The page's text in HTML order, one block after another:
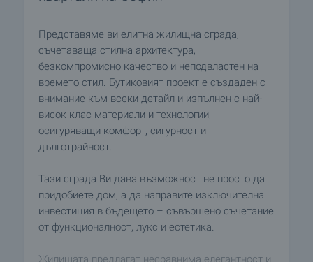
Представяме ви елитна жилищна сграда,
съчетаваща стилна архитектура,
безкомпромисно качество и неподвластен на
времето стил. Бутиковият проект е създаден с
внимание към всеки детайл и изпълнен с най-
висок клас материали и технологии,
осигуряващи комфорт, сигурност и
дълготрайност.
Тази сграда Ви дава възможност не просто да
придобиете дом, а да направите изключителна
инвестиция в бъдещето – съвършено съчетание
от функционалност, лукс и естетика.
Жилищата предлагат несравнима елегантност и